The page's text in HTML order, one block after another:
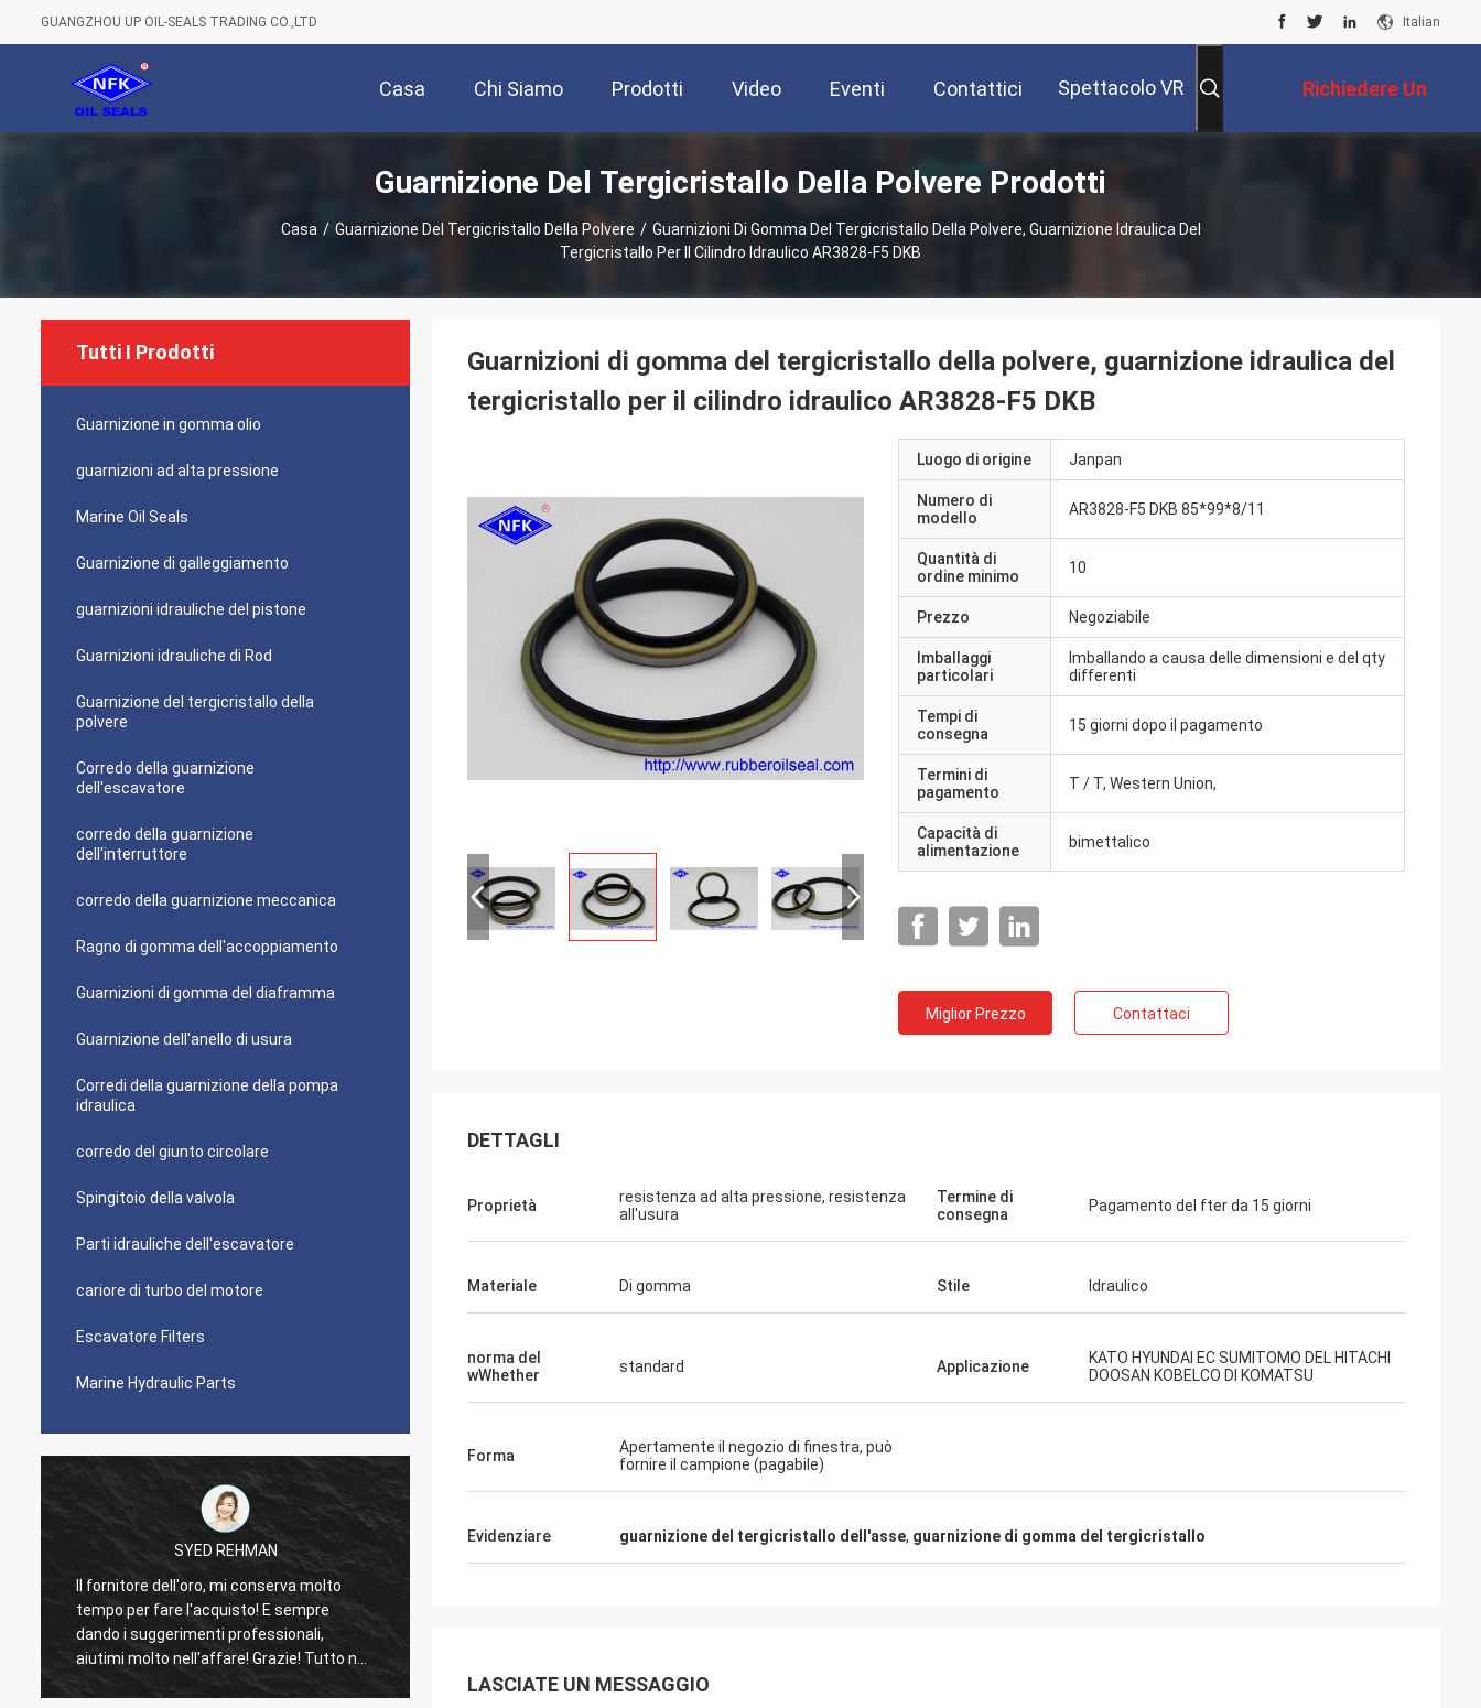
GUANGZHOU UP OIL-SEALS TRADING CO.,LTD Italian
Casa Chi Siamo Prodotti Video Eventi Contattici Spettacolo VR Richiedere Un
Preventivo
Guarnizione Del Tergicristallo Della Polvere Prodotti
Casa / Guarnizione Del Tergicristallo Della Polvere / Guarnizioni Di Gomma Del Tergicristallo Della Polvere, Guarnizione Idraulica Del
Tergicristallo Per Il Cilindro Idraulico AR3828-F5 DKB
Tutti I Prodotti
Guarnizione in gomma olio
guarnizioni ad alta pressione
Marine Oil Seals
Guarnizione di galleggiamento
guarnizioni idrauliche del pistone
Guarnizioni idrauliche di Rod
Guarnizione del tergicristallo della
polvere
Corredo della guarnizione
dell'escavatore
corredo della guarnizione
dell'interruttore
corredo della guarnizione meccanica
Ragno di gomma dell'accoppiamento
Guarnizioni di gomma del diaframma
Guarnizione dell'anello di usura
Corredi della guarnizione della pompa
idraulica
corredo del giunto circolare
Spingitoio della valvola
Parti idrauliche dell'escavatore
cariore di turbo del motore
Escavatore Filters
Marine Hydraulic Parts
SYED REHMAN
fornitore dell'oro, mi conserva molto
per fare l'acquisto! E sempre
i suggerimenti professionali,
molto nell'affare! Grazie! Tutto nel
ordine, le merci di buona qualità,
I clienti anziani, cose sono ancora come di
consueto, i prodotti dell'agenzia sono
100% autentico, la prestazione di costo
molto buon raccomando merito 5 stelle!
Guarnizioni di gomma del tergicristallo della polvere, guarnizione idraulica del
tergicristallo per il cilindro idraulico AR3828-F5 DKB
Luogo di origine Janpan
Numero di
modello
AR3828-F5 DKB 85*99*8/11
Quantità di
ordine minimo
10
Prezzo Negoziabile
Imballaggi
particolari
Imballando a causa delle dimensioni e del qty
differenti
Tempi di
consegna
15 giorni dopo il pagamento
Termini di
pagamento
T / T, Western Union,
Capacità di
alimentazione
bimettalico
Miglior Prezzo Contattaci
DETTAGLI
Proprietà
resistenza ad alta pressione, resistenza
all'usura
Termine di
consegna
Pagamento del fter da 15 giorni
Materiale Di gomma Stile Idraulico
norma del
wWhether
standard Applicazione
KATO HYUNDAI EC SUMITOMO DEL HITACHI
DOOSAN KOBELCO DI KOMATSU
Forma
Apertamente il negozio di finestra, può
fornire il campione (pagabile)
Evidenziare guarnizione del tergicristallo dell'asse, guarnizione di gomma del tergicristallo
LASCIATE UN MESSAGGIO